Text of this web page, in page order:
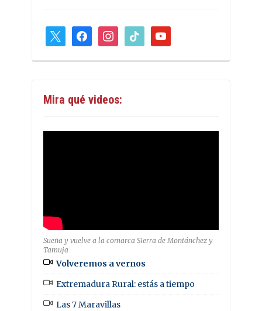
facebookinstagram
tiktok youtube
Mira qué videos:
Sueña y vuelve a la comarca Sierra de Montánchez y
Tamuja
Volveremos a vernos
Extremadura Rural: estás a tiempo
Las 7 Maravillas